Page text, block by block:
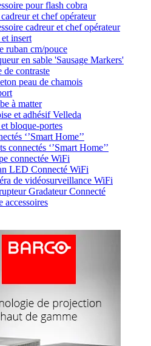
pour flash cobra
et chef opérateur
cadreur et chef opérateur
insert
ruban cm/pouce
en sable 'Sausage Markers'
de contraste
peau de chamois
à matter
et adhésif Velleda
bloque-portes
‘’Smart Home’’
connectés ‘’Smart Home’’
connectée WiFi
LED Connecté WiFi
de vidéosurveillance WiFi
Gradateur Connecté
accessoires